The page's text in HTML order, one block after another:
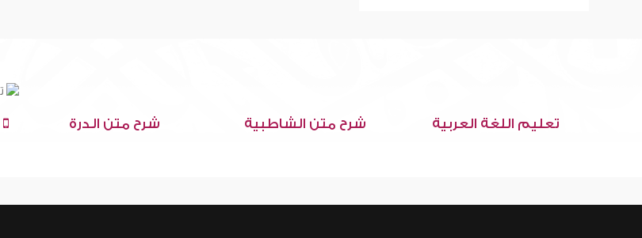
تعليم اللغة العربية شرح متن الشاطبية شرح متن الدرة